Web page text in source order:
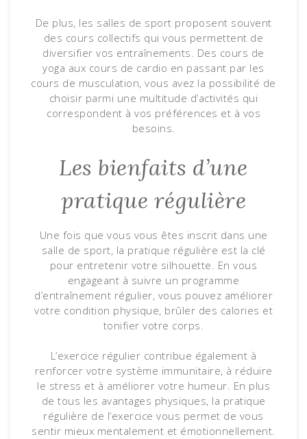
De plus, les salles de sport proposent souvent
des cours collectifs qui vous permettent de
diversifier vos entraînements. Des cours de
yoga aux cours de cardio en passant par les
cours de musculation, vous avez la possibilité de
choisir parmi une multitude d’activités qui
correspondent à vos préférences et à vos
besoins.
Les bienfaits d’une
pratique régulière
Une fois que vous vous êtes inscrit dans une
salle de sport, la pratique régulière est la clé
pour entretenir votre silhouette. En vous
engageant à suivre un programme
d’entraînement régulier, vous pouvez améliorer
votre condition physique, brûler des calories et
tonifier votre corps.
L’exercice régulier contribue également à
renforcer votre système immunitaire, à réduire
le stress et à améliorer votre humeur. En plus
de tous les avantages physiques, la pratique
régulière de l’exercice vous permet de vous
sentir mieux mentalement et émotionnellement.